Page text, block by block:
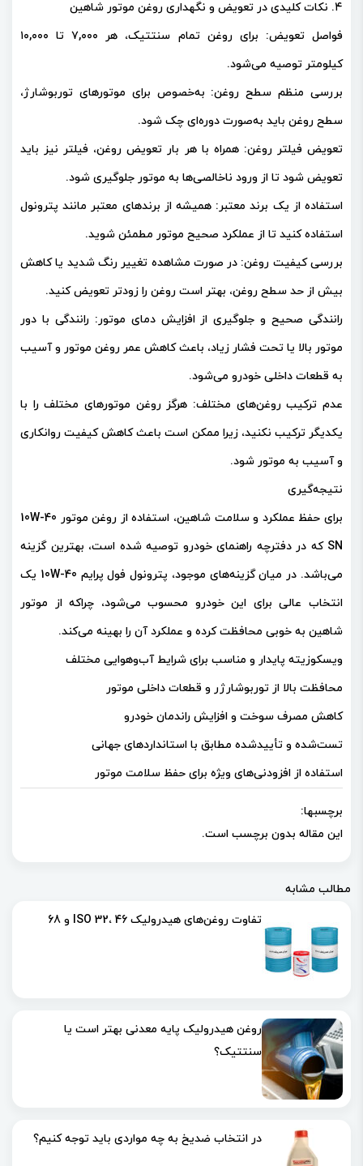
۴. نکات کلیدی در تعویض و نگهداری روغن موتور شاهین
فواصل تعویض: برای روغن تمام سنتتیک، هر ۷,۰۰۰ تا ۱۰,۰۰۰
کیلومتر توصیه می‌شود.
بررسی منظم سطح روغن: به‌خصوص برای موتورهای توربوشارژ،
سطح روغن باید به‌صورت دوره‌ای چک شود.
تعویض فیلتر روغن: همراه با هر بار تعویض روغن، فیلتر نیز باید
تعویض شود تا از ورود ناخالصی‌ها به موتور جلوگیری شود.
استفاده از یک برند معتبر: همیشه از برندهای معتبر مانند پترونول
استفاده کنید تا از عملکرد صحیح موتور مطمئن شوید.
بررسی کیفیت روغن: در صورت مشاهده تغییر رنگ شدید یا کاهش
بیش از حد سطح روغن، بهتر است روغن را زودتر تعویض کنید.
رانندگی صحیح و جلوگیری از افزایش دمای موتور: رانندگی با دور
موتور بالا یا تحت فشار زیاد، باعث کاهش عمر روغن موتور و آسیب
به قطعات داخلی خودرو می‌شود.
عدم ترکیب روغن‌های مختلف: هرگز روغن موتورهای مختلف را با
یکدیگر ترکیب نکنید، زیرا ممکن است باعث کاهش کیفیت روانکاری
و آسیب به موتور شود.
نتیجه‌گیری
برای حفظ عملکرد و سلامت شاهین، استفاده از روغن موتور 10W-40
SN که در دفترچه راهنمای خودرو توصیه شده است، بهترین گزینه
می‌باشد. در میان گزینه‌های موجود، پترونول فول پرایم 10W-40 یک
انتخاب عالی برای این خودرو محسوب می‌شود، چراکه از موتور
شاهین به خوبی محافظت کرده و عملکرد آن را بهینه می‌کند.
ویسکوزیته پایدار و مناسب برای شرایط آب‌وهوایی مختلف
محافظت بالا از توربوشارژر و قطعات داخلی موتور
کاهش مصرف سوخت و افزایش راندمان خودرو
تست‌شده و تأییدشده مطابق با استانداردهای جهانی
استفاده از افزودنی‌های ویژه برای حفظ سلامت موتور
برچسبها:
این مقاله بدون برچسب است.
مطالب مشابه
تفاوت روغن‌های هیدرولیک ISO 32، 46 و 68
روغن هیدرولیک پایه معدنی بهتر است یا
سنتتیک؟
در انتخاب ضدیخ به چه مواردی باید توجه کنیم؟